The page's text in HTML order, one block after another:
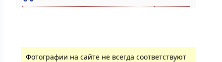
Фотографии на сайте не всегда соответствуют